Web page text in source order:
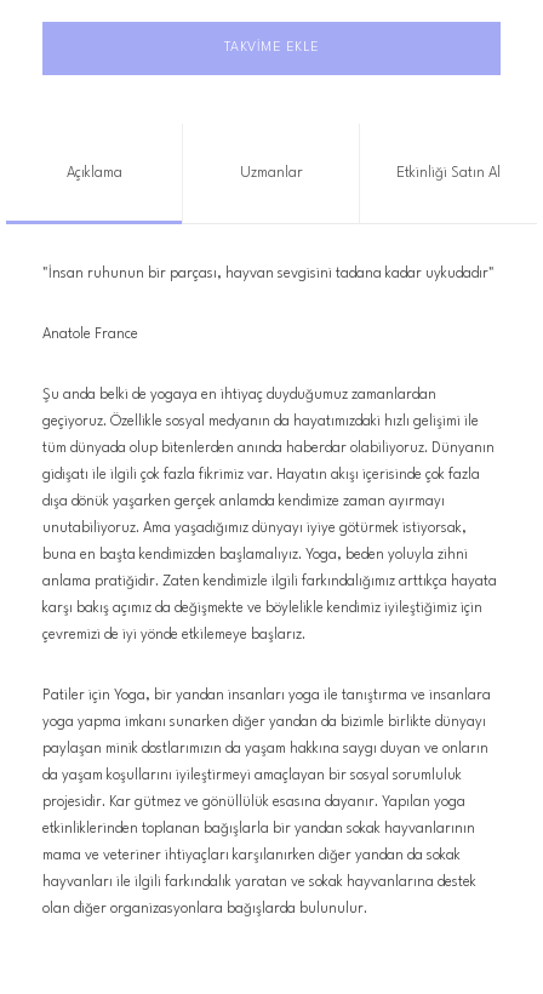
TAKVIME EKLE
Açıklama Uzmanlar Etkinliği Satın Al
"İnsan ruhunun bir parçası, hayvan sevgisini tadana kadar uykudadır"
Anatole France
Şu anda belki de yogaya en ihtiyaç duyduğumuz zamanlardan
geçiyoruz. Özellikle sosyal medyanın da hayatımızdaki hızlı gelişimi ile
tüm dünyada olup bitenlerden anında haberdar olabiliyoruz. Dünyanın
gidişatı ile ilgili çok fazla fikrimiz var. Hayatın akışı içerisinde çok fazla
dışa dönük yaşarken gerçek anlamda kendimize zaman ayırmayı
unutabiliyoruz. Ama yaşadığımız dünyayı iyiye götürmek istiyorsak,
buna en başta kendimizden başlamalıyız. Yoga, beden yoluyla zihni
anlama pratiğidir. Zaten kendimizle ilgili farkındalığımız arttıkça hayata
karşı bakış açımız da değişmekte ve böylelikle kendimiz iyileştiğimiz için
çevremizi de iyi yönde etkilemeye başlarız.
Patiler için Yoga, bir yandan insanları yoga ile tanıştırma ve insanlara
yoga yapma imkanı sunarken diğer yandan da bizimle birlikte dünyayı
paylaşan minik dostlarımızın da yaşam hakkına saygı duyan ve onların
da yaşam koşullarını iyileştirmeyi amaçlayan bir sosyal sorumluluk
projesidir. Kar gütmez ve gönüllülük esasına dayanır. Yapılan yoga
etkinliklerinden toplanan bağışlarla bir yandan sokak hayvanlarının
mama ve veteriner ihtiyaçları karşılanırken diğer yandan da sokak
hayvanları ile ilgili farkındalık yaratan ve sokak hayvanlarına destek
olan diğer organizasyonlara bağışlarda bulunulur.